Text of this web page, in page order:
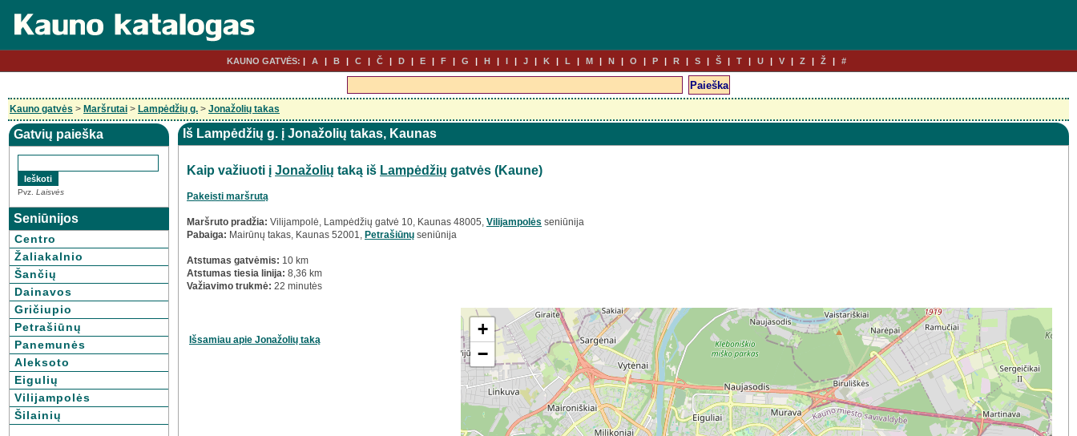
KAUNO GATVĖS: A B C Č D E F G H I J K L M N O P R S Š T U V Z Ž #
Kauno gatvės > Maršrutai > Lampėdžių g. > Jonažolių takas
Gatvių paieška
Pvz. Laisvės
Seniūnijos
Centro
Žaliakalnio
Šančių
Dainavos
Gričiupio
Petrašiūnų
Panemunės
Aleksoto
Eigulių
Vilijampolės
Šilainių
Iš Lampėdžių g. į Jonažolių takas, Kaunas
Kaip važiuoti į Jonažolių taką iš Lampėdžių gatvės (Kaune)
Pakeisti maršrutą
Maršruto pradžia: Vilijampolė, Lampėdžių gatvė 10, Kaunas 48005, Vilijampolės seniūnija
Pabaiga: Mairūnų takas, Kaunas 52001, Petrašiūnų seniūnija
Atstumas gatvėmis: 10 km
Atstumas tiesia linija: 8,36 km
Važiavimo trukmė: 22 minutės
Išsamiau apie Jonažolių taką
+
−